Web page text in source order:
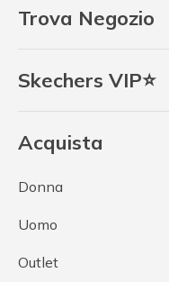
Trova Negozio
Skechers VIP⭐
Acquista
Donna
Uomo
Outlet